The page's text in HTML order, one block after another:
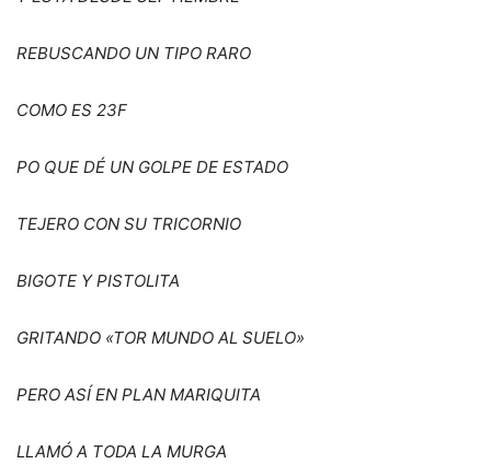
REBUSCANDO UN TIPO RARO
COMO ES 23F
PO QUE DÉ UN GOLPE DE ESTADO
TEJERO CON SU TRICORNIO
BIGOTE Y PISTOLITA
GRITANDO «TOR MUNDO AL SUELO»
PERO ASÍ EN PLAN MARIQUITA
LLAMÓ A TODA LA MURGA